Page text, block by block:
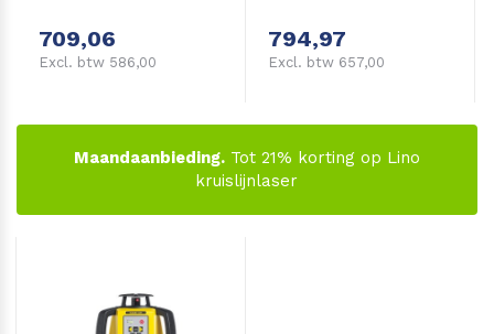
709,06
Excl. btw 586,00
794,97
Excl. btw 657,00
Maandaanbieding.Tot 21% korting op Lino
kruislijnlaser